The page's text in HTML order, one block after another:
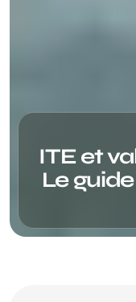
ITE et
Le